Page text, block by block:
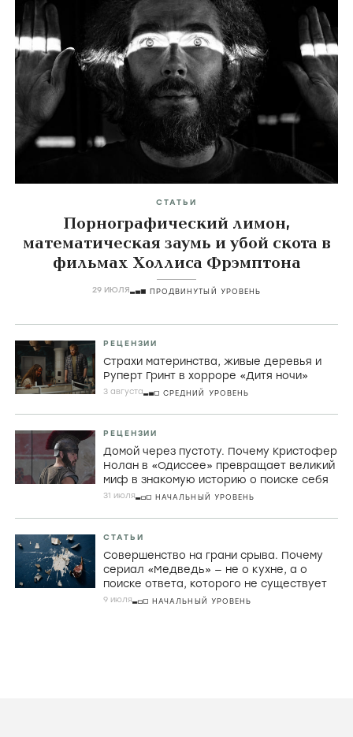
СТАТЬИ
Порнографический лимон,
математическая заумь и убой скота в
фильмах Холлиса Фрэмптона
29 ИЮЛЯ ПРОДВИНУТЫЙ УРОВЕНЬ
РЕЦЕНЗИИ
Страхи материнства, живые деревья и
Руперт Гринт в хорроре «Дитя ночи»
3 августа СРЕДНИЙ УРОВЕНЬ
РЕЦЕНЗИИ
Домой через пустоту. Почему Кристофер
Нолан в «Одиссее» превращает великий
миф в знакомую историю о поиске себя
31 июля НАЧАЛЬНЫЙ УРОВЕНЬ
СТАТЬИ
Совершенство на грани срыва. Почему
сериал «Медведь» — не о кухне, а о
поиске ответа, которого не существует
9 июля НАЧАЛЬНЫЙ УРОВЕНЬ